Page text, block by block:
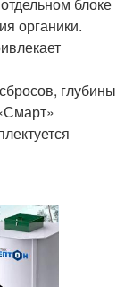
органики.
глубины